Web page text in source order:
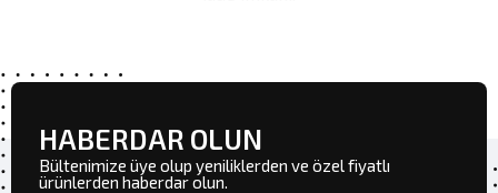
HABERDAR OLUN
Bültenimize üye olup yeniliklerden ve özel fiyatlı
ürünlerden haberdar olun.